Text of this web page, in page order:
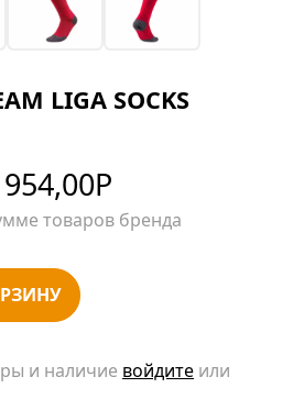
LIGA SOCKS
954,00Р
товаров бренда
и наличие войдите или